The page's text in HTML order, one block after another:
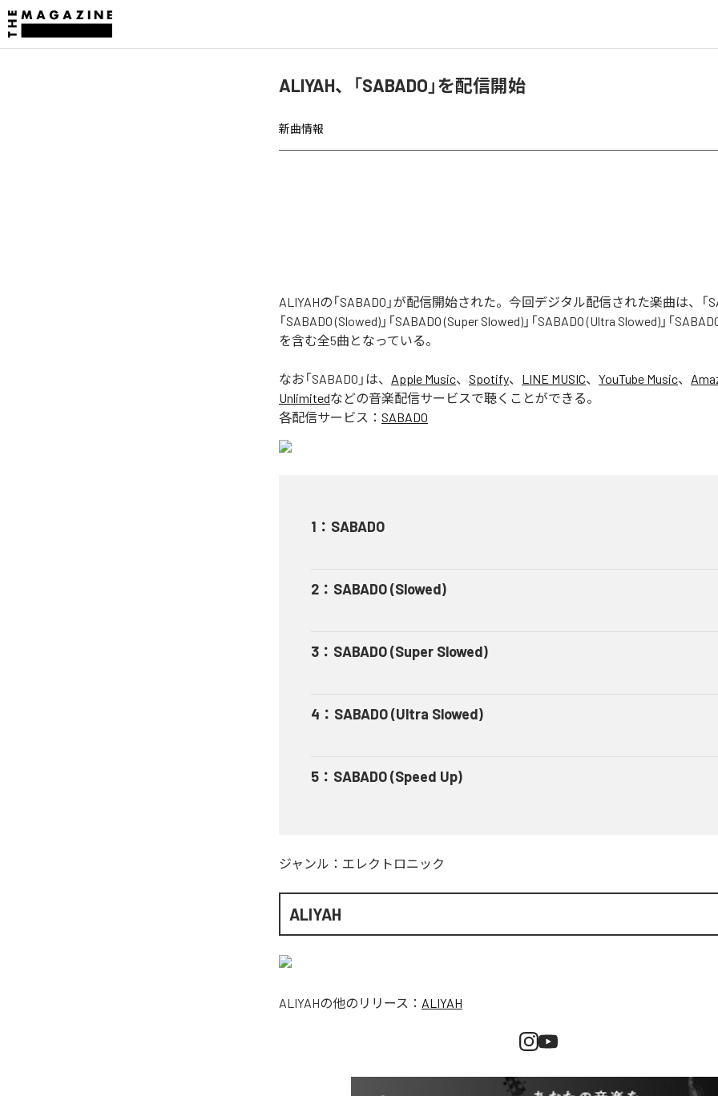
ALIYAH、「SABADO」を配信開始
新曲情報
ALIYAHの「SABADO」が配信開始された。今回デジタル配信された楽曲は、「
「SABADO (Slowed)」「SABADO (Super Slowed)」「SABADO (Ultra Slowed)」「
を含む全5曲となっている。
なお「SABADO 」は、 Apple Music、 Spotify、 LINE MUSIC、 YouTube Music、
Unlimitedなどの音楽配信サービスで聴くことができる。
各配信サービス： SABADO
1 ： SABADO
2 ： SABADO (Slowed)
3 ： SABADO (Super Slowed)
4 ： SABADO (Ultra Slowed)
5 ： SABADO (Speed Up)
ジャンル： エレクトロニック
ALIYAH
ALIYAHの他のリリース： ALIYAH